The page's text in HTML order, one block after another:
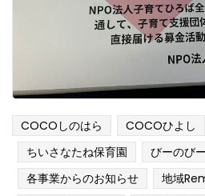
パスワードを忘れ
COCOしのはら COCOひよし
ちいさなたね保育園
びーのび
各事業からのお知らせ
地域